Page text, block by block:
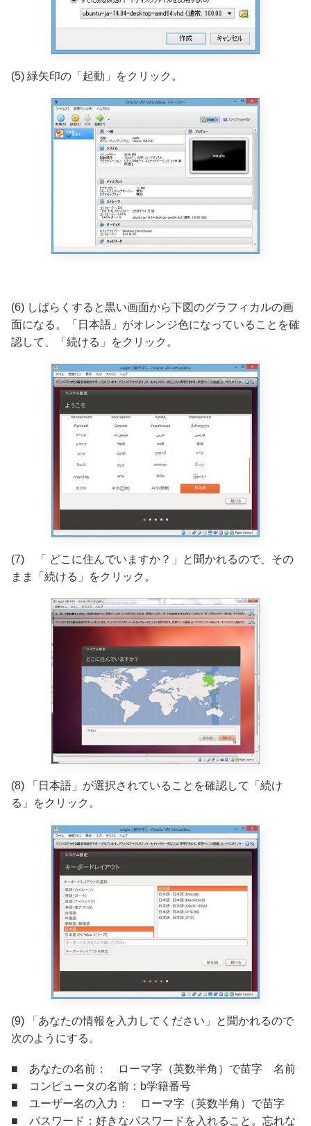
(5) 緑矢印の「起動」をクリック。
(6) しばらくすると黒い画面から下図のグラフィカルの画
面になる。「日本語」がオレンジ色になっていることを確
認して、「続ける」をクリック。
(7) 「 どこに住んでいますか？」と聞かれるので、その
まま「続ける」をクリック。
(8) 「日本語」が選択されていることを確認して「続け
る」をクリック。
(9) 「あなたの情報を入力してください」と聞かれるので
次のようにする。
■ あなたの名前： ローマ字（英数半角）で苗字 名前
■ コンピュータの名前：b学籍番号
■ ユーザー名の入力： ローマ字（英数半角）で苗字
■ パスワード：好きなパスワードを入れること。忘れな